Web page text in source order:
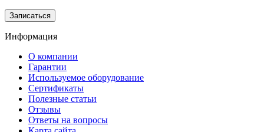
Информация
О компании
Гарантии
Используемое оборудование
Сертификаты
Полезные статьи
Отзывы
Ответы на вопросы